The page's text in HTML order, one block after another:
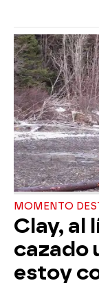
MOMENTO
Clay, al
cazado
estoy